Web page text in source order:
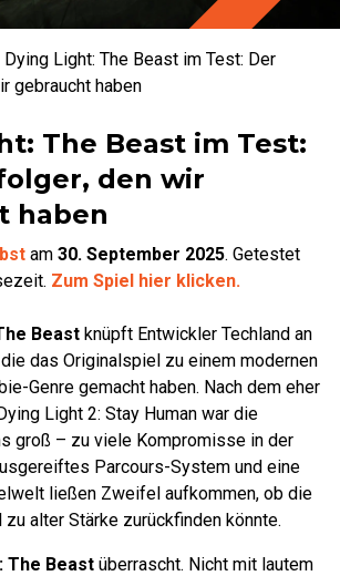
Dying Light: The Beast im Test: Der
gebraucht haben
The Beast im Test:
den wir
haben
am 30. September 2025. Getestet
Zum Spiel hier klicken.
Beast knüpft Entwickler Techland an
das Originalspiel zu einem modernen
Genre gemacht haben. Nach dem eher
Light 2: Stay Human war die
groß – zu viele Kompromisse in der
Parcours-System und eine
ließen Zweifel aufkommen, ob die
zu alter Stärke zurückfinden könnte.
The Beast überrascht. Nicht mit lautem